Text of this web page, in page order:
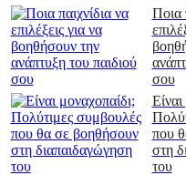
Ποια
σου
που
στη
του